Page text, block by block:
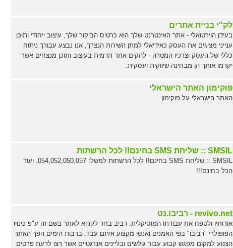
לק"י בניית אתרים
בעידן הוירטואלי - אתר האינטרנט שלך הוא כרטיס הביקור שלך, עיצוב ייחודי ותוכן
ענייני מציגים את העסק כאידיאלי למתן השירות הנצרך, אנו נבצע עבורך ניתוח
כללי של העסק וצרכיו המטרה - להקים אתר תדמית בעיצוב ותוכן מנצחים אשר
יקדמו אותך הן מבחינה שיווקית ועסקית.
פוקימון האתר הישראלי
האתר הישראלי על פוקימון
SMSIL :: שליחת SMS בחינם!! לכל הרשתות
SMSIL :: שליחת SMS בחינם!! לכל הרשתות למשל: 054,052,050,057. ועוד
הכל בחינם!!!
revivo.net - רביבו.נט
אודותיו ולטפח את עבודתו המוסיקלית. רביב בחר לקרוא לאתר בשם זה ע"פ כינויו
הפופולרי "רביבו" בפי האמנים ואנשי מקצוע איתם עבד. ברבות הימים הפך האתר
הצנוע למקום מפגש קבוע עבור גולשים ובליינים אנרגטיים אשר רצו לדעת פרטים